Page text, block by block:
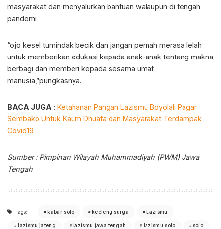
masyarakat dan menyalurkan bantuan walaupun di tengah
pandemi.
“ojo kesel tumindak becik dan jangan pernah merasa lelah
untuk memberikan edukasi kepada anak-anak tentang makna
berbagi dan memberi kepada sesama umat
manusia,”pungkasnya.
BACA JUGA : Ketahanan Pangan Lazismu Boyolali Pagar
Sembako Untuk Kaum Dhuafa dan Masyarakat Terdampak
Covid19
Sumber : Pimpinan Wilayah Muhammadiyah (PWM) Jawa
Tengah
Tags: kabar solo kecleng surga Lazismu
lazismu jateng lazismu jawa tengah lazismu solo
solo